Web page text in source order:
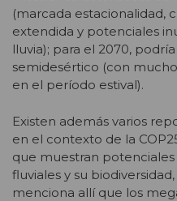
(marcada estacionalidad,
extendida y potenciales
lluvia); para el 2070,
semidesértico (con
en el período estival).
Existen además varios
en el contexto de la
que muestran potenciales
fluviales y su
menciona allí que los